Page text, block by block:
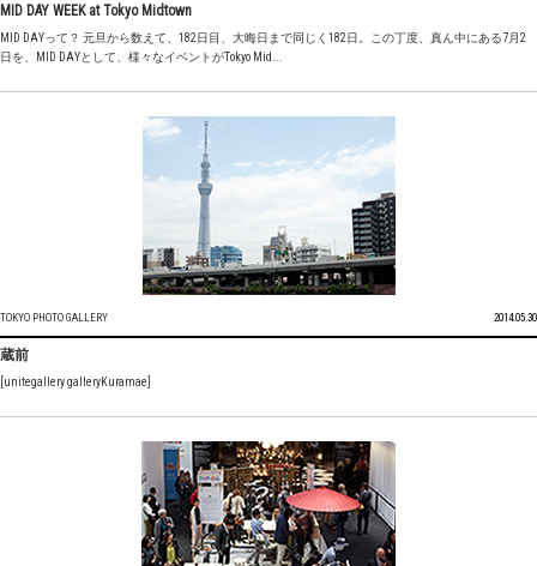
MID DAY WEEK at Tokyo Midtown
MID DAYって？ 元旦から数えて、182日目、大晦日まで同じく182日。この丁度、真ん中にある7月2
日を、MID DAYとして、様々なイベントがTokyo Mid...
TOKYO PHOTO GALLERY 2014.05.30
蔵前
[unitegallery galleryKuramae]